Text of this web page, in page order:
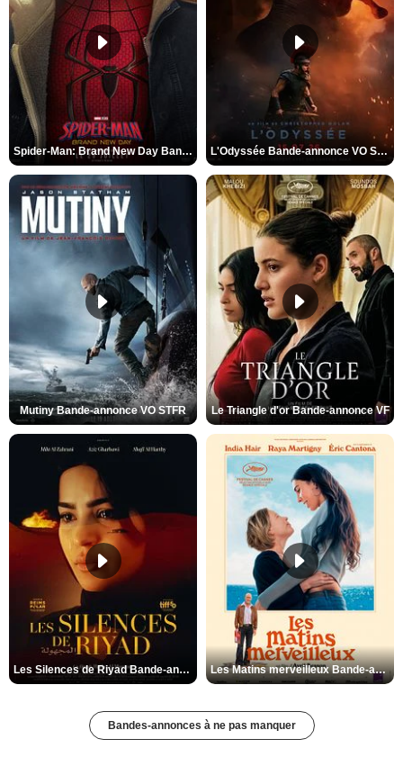
Spider-Man: Brand New Day Bande-annonce VO STFR L'Odyssée Bande-annonce VO STFR
Mutiny Bande-annonce VO STFR Le Triangle d'or Bande-annonce VF
Les Silences de Riyad Bande-annonce VO STFR Les Matins merveilleux Bande-annonce VF
Bandes-annonces à ne pas manquer